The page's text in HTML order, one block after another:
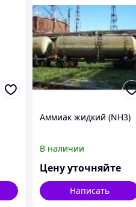
Аммиак жидкий (NH3)
В наличии
Цену уточняйте
Написать